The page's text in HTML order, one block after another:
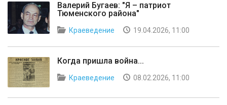
Валерий Бугаев: "Я – патриот
Тюменского района"
Краеведение 19.04.2026, 11:00
Когда пришла война...
Краеведение 08.02.2026, 11:00